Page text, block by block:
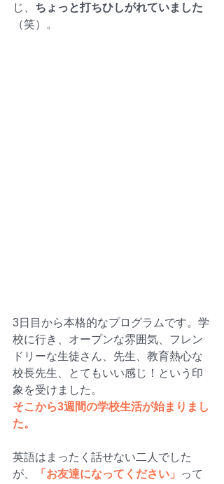
じ、 ちょっと打ちひしがれていました
（笑）。
3日目から本格的なプログラムです。学
校に行き、オープンな雰囲気、フレン
ドリーな生徒さん、先生、教育熱心な
校長先生、とてもいい感じ！という印
象を受けました。
そこから3週間の学校生活が始まりまし
た。
英語はまったく話せない二人でした
が、
「お友達になってください」
って